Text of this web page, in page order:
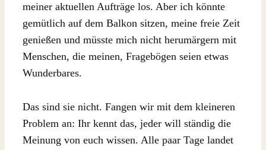
meiner aktuellen Aufträge los. Aber ich könnte
gemütlich auf dem Balkon sitzen, meine freie Zeit
genießen und müsste mich nicht herumärgern mit
Menschen, die meinen, Fragebögen seien etwas
Wunderbares.
Das sind sie nicht. Fangen wir mit dem kleineren
Problem an: Ihr kennt das, jeder will ständig die
Meinung von euch wissen. Alle paar Tage landet